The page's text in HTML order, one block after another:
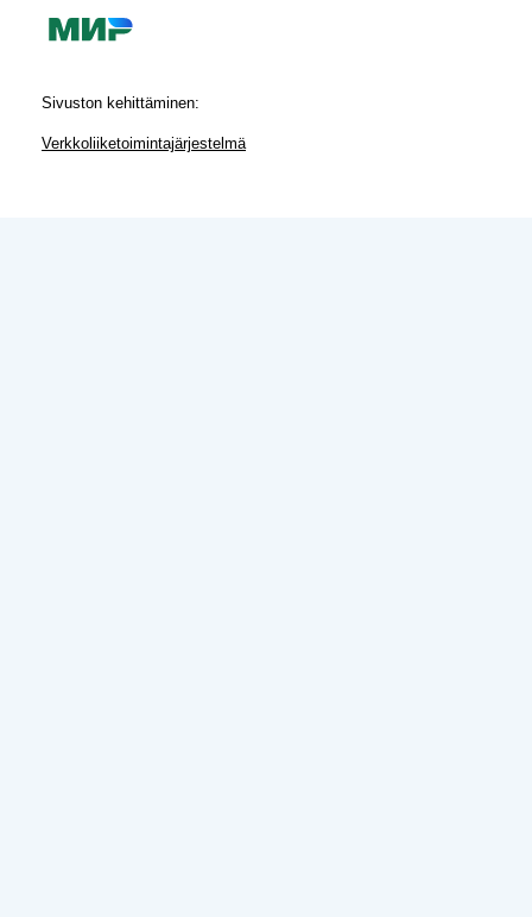
Sivuston kehittäminen:
Verkkoliiketoimintajärjestelmä